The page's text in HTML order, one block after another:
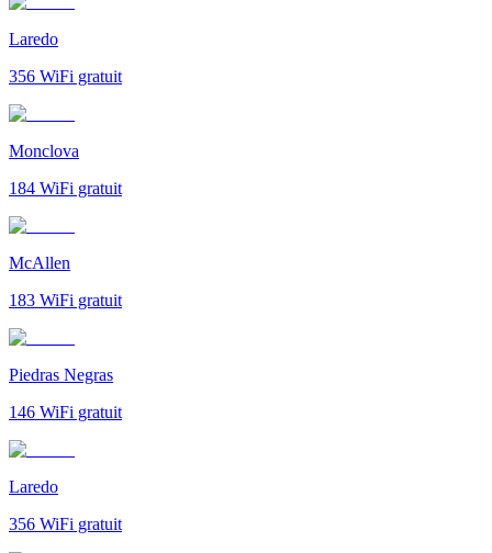
Laredo
356 WiFi gratuit
Monclova
184 WiFi gratuit
McAllen
183 WiFi gratuit
Piedras Negras
146 WiFi gratuit
Laredo
356 WiFi gratuit